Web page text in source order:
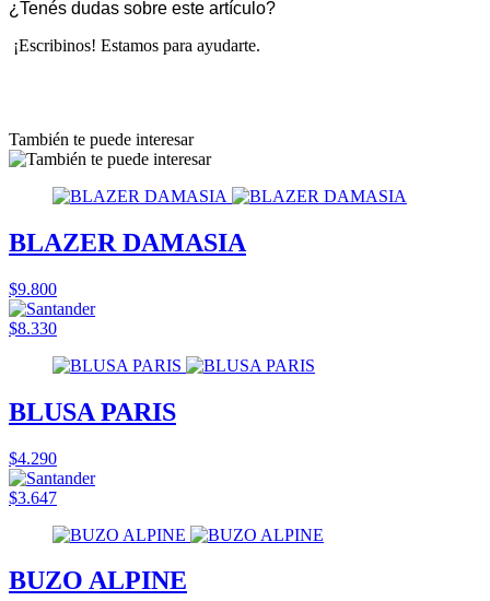
¿Tenés dudas sobre este artículo?
¡Escribinos! Estamos para ayudarte.
También te puede interesar
BLAZER DAMASIA
$9.800
$8.330
BLUSA PARIS
$4.290
$3.647
BUZO ALPINE